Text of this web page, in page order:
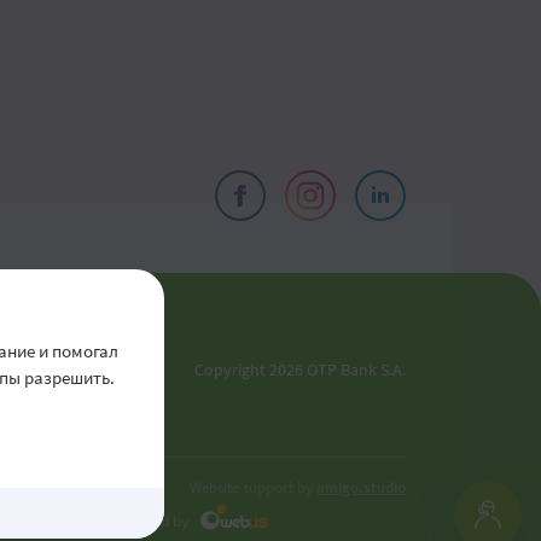
Copyright 2026 OTP Bank S.A.
Developed by
и помогал
разрешить.